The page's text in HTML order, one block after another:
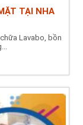
TẠI NHA
Lavabo, bồn